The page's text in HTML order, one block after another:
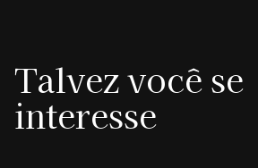
Talvez você se
interesse